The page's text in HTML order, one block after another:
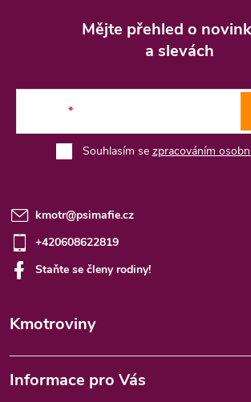
Mějte přehled o
a slevách
Souhlasím se zpracováním
kmotr@psimafie.cz
+420608622819
Staňte se členy rodiny!
Kmotroviny
Informace pro Vás